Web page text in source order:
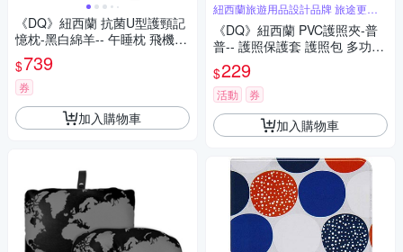
《DQ》紐西蘭 抗菌U型護頸記
憶枕-黑白綿羊-- 午睡枕 飛機枕
旅行枕 護頸枕 U行枕
$739
券
加入購物車
紐西蘭旅遊用品設計品牌 旅途更舒
適
《DQ》紐西蘭 PVC護照夾-普
普-- 護照保護套 護照包 多功能
收納包
$229
活動 券
加入購物車